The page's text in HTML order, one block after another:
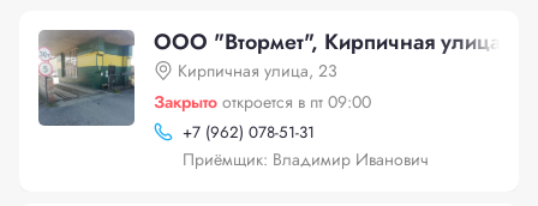
ООО "Втормет", Кирпичная улица,
Кирпичная улица, 23
Закрыто откроется в пт 09:00
+7 (962) 078-51-31
Приёмщик: Владимир Иванович